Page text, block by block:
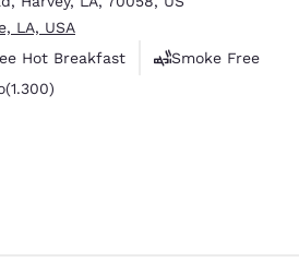
Español
LA, USA
Hot Breakfast
Smoke Free
Buono. 1300 recensioni
(1.300)